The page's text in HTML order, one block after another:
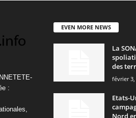
:
EVEN MORE NEWS
La
des
février 3,
Etats-
Nord